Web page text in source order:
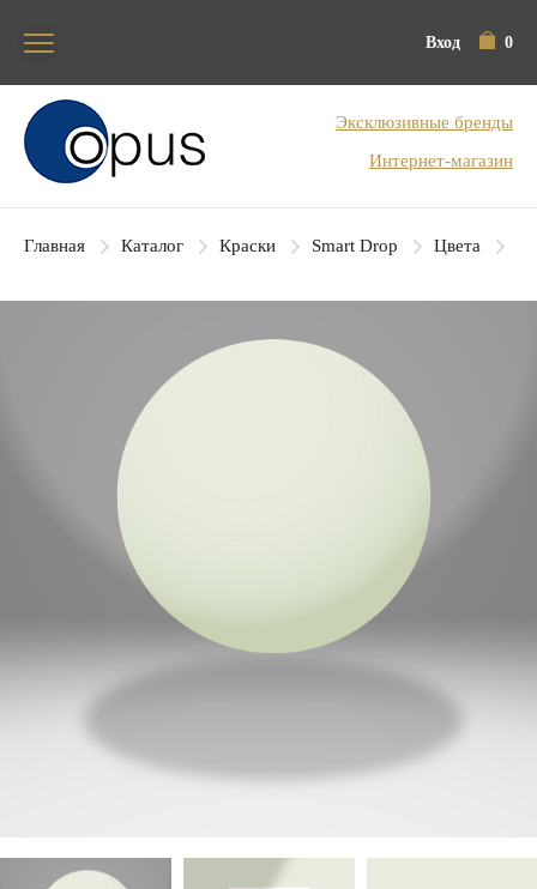
Вход 0
Блок поиска
Эксклюзивные бренды
Интернет-магазин
Главная Каталог Краски Smart Drop Цвета